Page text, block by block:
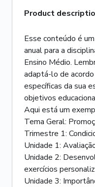
Product
Esse conteúdo é
anual para a
Ensino Médio.
adaptá-lo de
específicas da sua
objetivos
Aqui está um
Tema Geral:
Trimestre 1:
Unidade 1:
Unidade 2:
exercícios
Unidade 3: